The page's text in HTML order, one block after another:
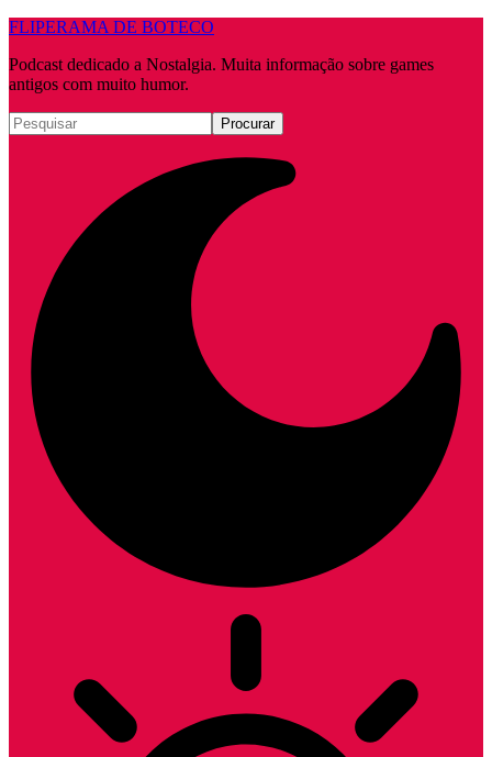
FLIPERAMA DE BOTECO
Podcast dedicado a Nostalgia. Muita informação sobre games
antigos com muito humor.